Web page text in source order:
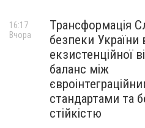
Трансформація
безпеки України
екзистенційної
баланс між
стандартами та
стійкістю
16:17
Вчора